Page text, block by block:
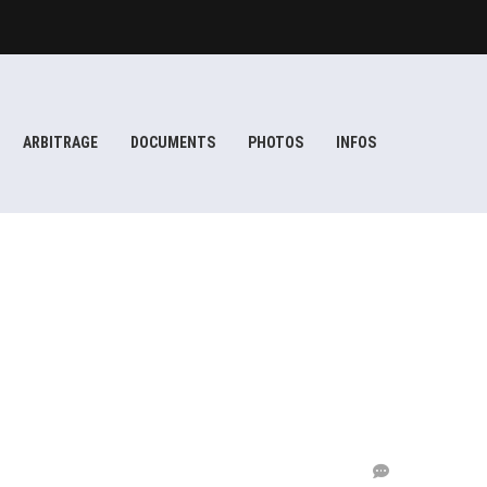
ARBITRAGE DOCUMENTS PHOTOS INFOS